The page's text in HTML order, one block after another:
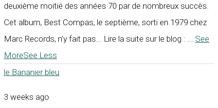
deuxième moitié des années 70 par de nombreux succès.
Cet album, Best Compas, le septième, sorti en 1979 chez
Marc Records, n’y fait pas... Lire la suite sur le blog :
See
MoreSee Less
le Bananier bleu
3 weeks ago